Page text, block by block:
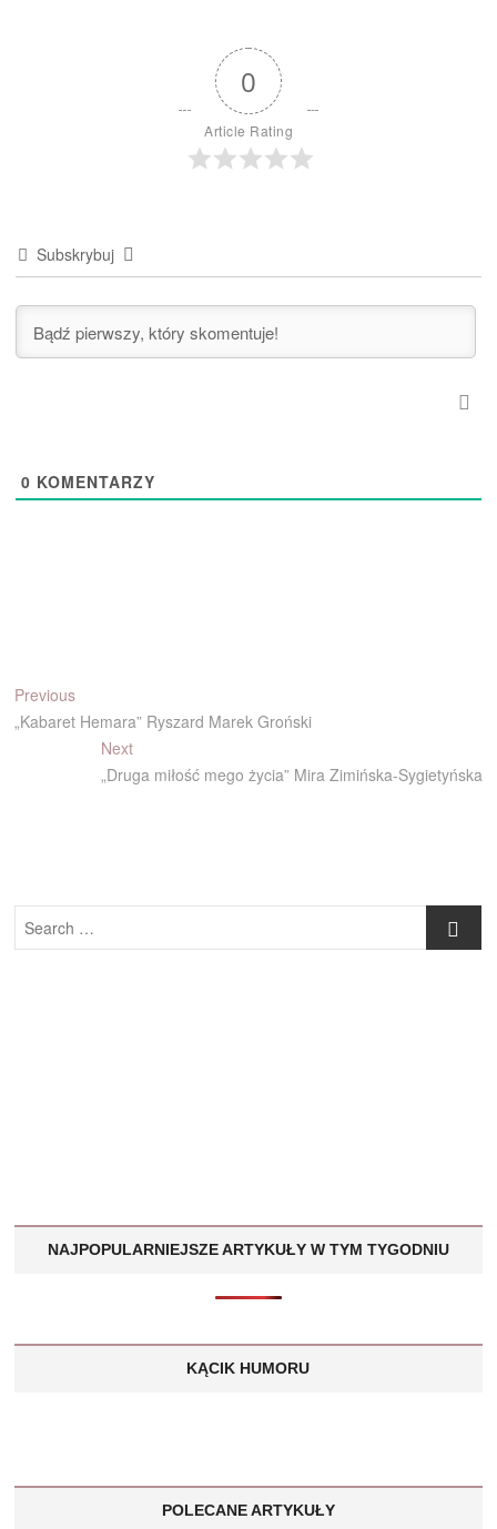
na łamach portalu
„Stare Kino”
0
Article Rating
Subskrybuj
0 KOMENTARZY
Nawigacja
wpisu
PreviousPrevious
post:
„Kabaret Hemara” Ryszard Marek Groński
NextNext
post:
„Druga miłość mego życia” Mira Zimińska-Sygietyńska
Search
…
NAJPOPULARNIEJSZE ARTYKUŁY W TYM TYGODNIU
KĄCIK HUMORU
POLECANE ARTYKUŁY